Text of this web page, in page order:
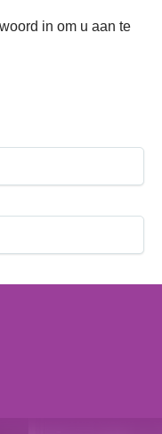
in om u aan te